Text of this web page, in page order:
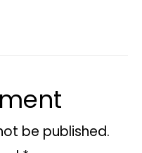
be published.